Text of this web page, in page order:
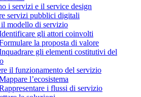
i servizi e il service design
servizi pubblici digitali
modello di servizio
gli attori coinvolti
la proposta di valore
gli elementi costitutivi del
il funzionamento del servizio
l’ecosistema
i flussi di servizio